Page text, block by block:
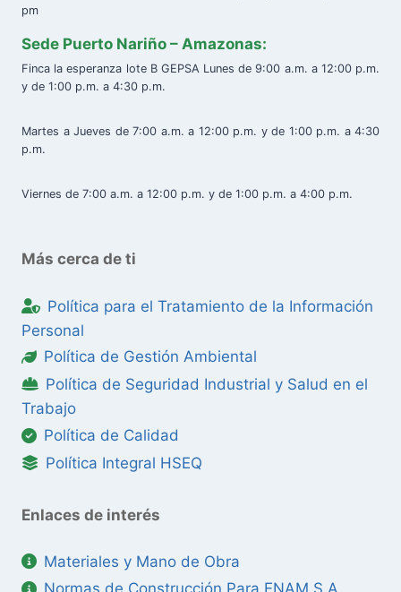
pm
Sede Puerto Nariño – Amazonas:
Finca la esperanza lote B GEPSA Lunes de 9:00 a.m. a 12:00 p.m.
y de 1:00 p.m. a 4:30 p.m.
Martes a Jueves de 7:00 a.m. a 12:00 p.m. y de 1:00 p.m. a 4:30
p.m.
Viernes de 7:00 a.m. a 12:00 p.m. y de 1:00 p.m. a 4:00 p.m.
Más cerca de ti
Política para el Tratamiento de la Información
Personal
Política de Gestión Ambiental
Política de Seguridad Industrial y Salud en el
Trabajo
Política de Calidad
Política Integral HSEQ
Enlaces de interés
Materiales y Mano de Obra